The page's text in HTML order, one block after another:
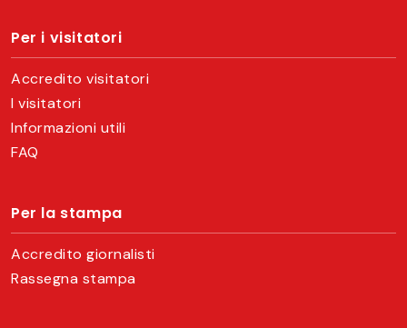
Per i visitatori
Accredito visitatori
I visitatori
Informazioni utili
FAQ
Per la stampa
Accredito giornalisti
Rassegna stampa